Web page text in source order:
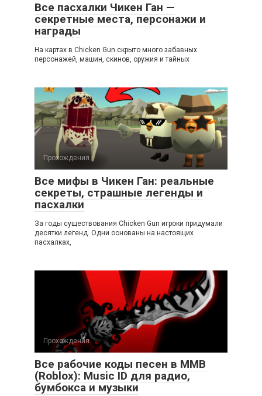
Все пасхалки Чикен Ган —
секретные места, персонажи и
награды
На картах в Chicken Gun скрыто много забавных
персонажей, машин, скинов, оружия и тайных
Прохождения
Все мифы в Чикен Ган: реальные
секреты, страшные легенды и
пасхалки
За годы существования Chicken Gun игроки придумали
десятки легенд. Одни основаны на настоящих
пасхалках,
Прохождения
Все рабочие коды песен в ММВ
(Roblox): Music ID для радио,
бумбокса и музыки